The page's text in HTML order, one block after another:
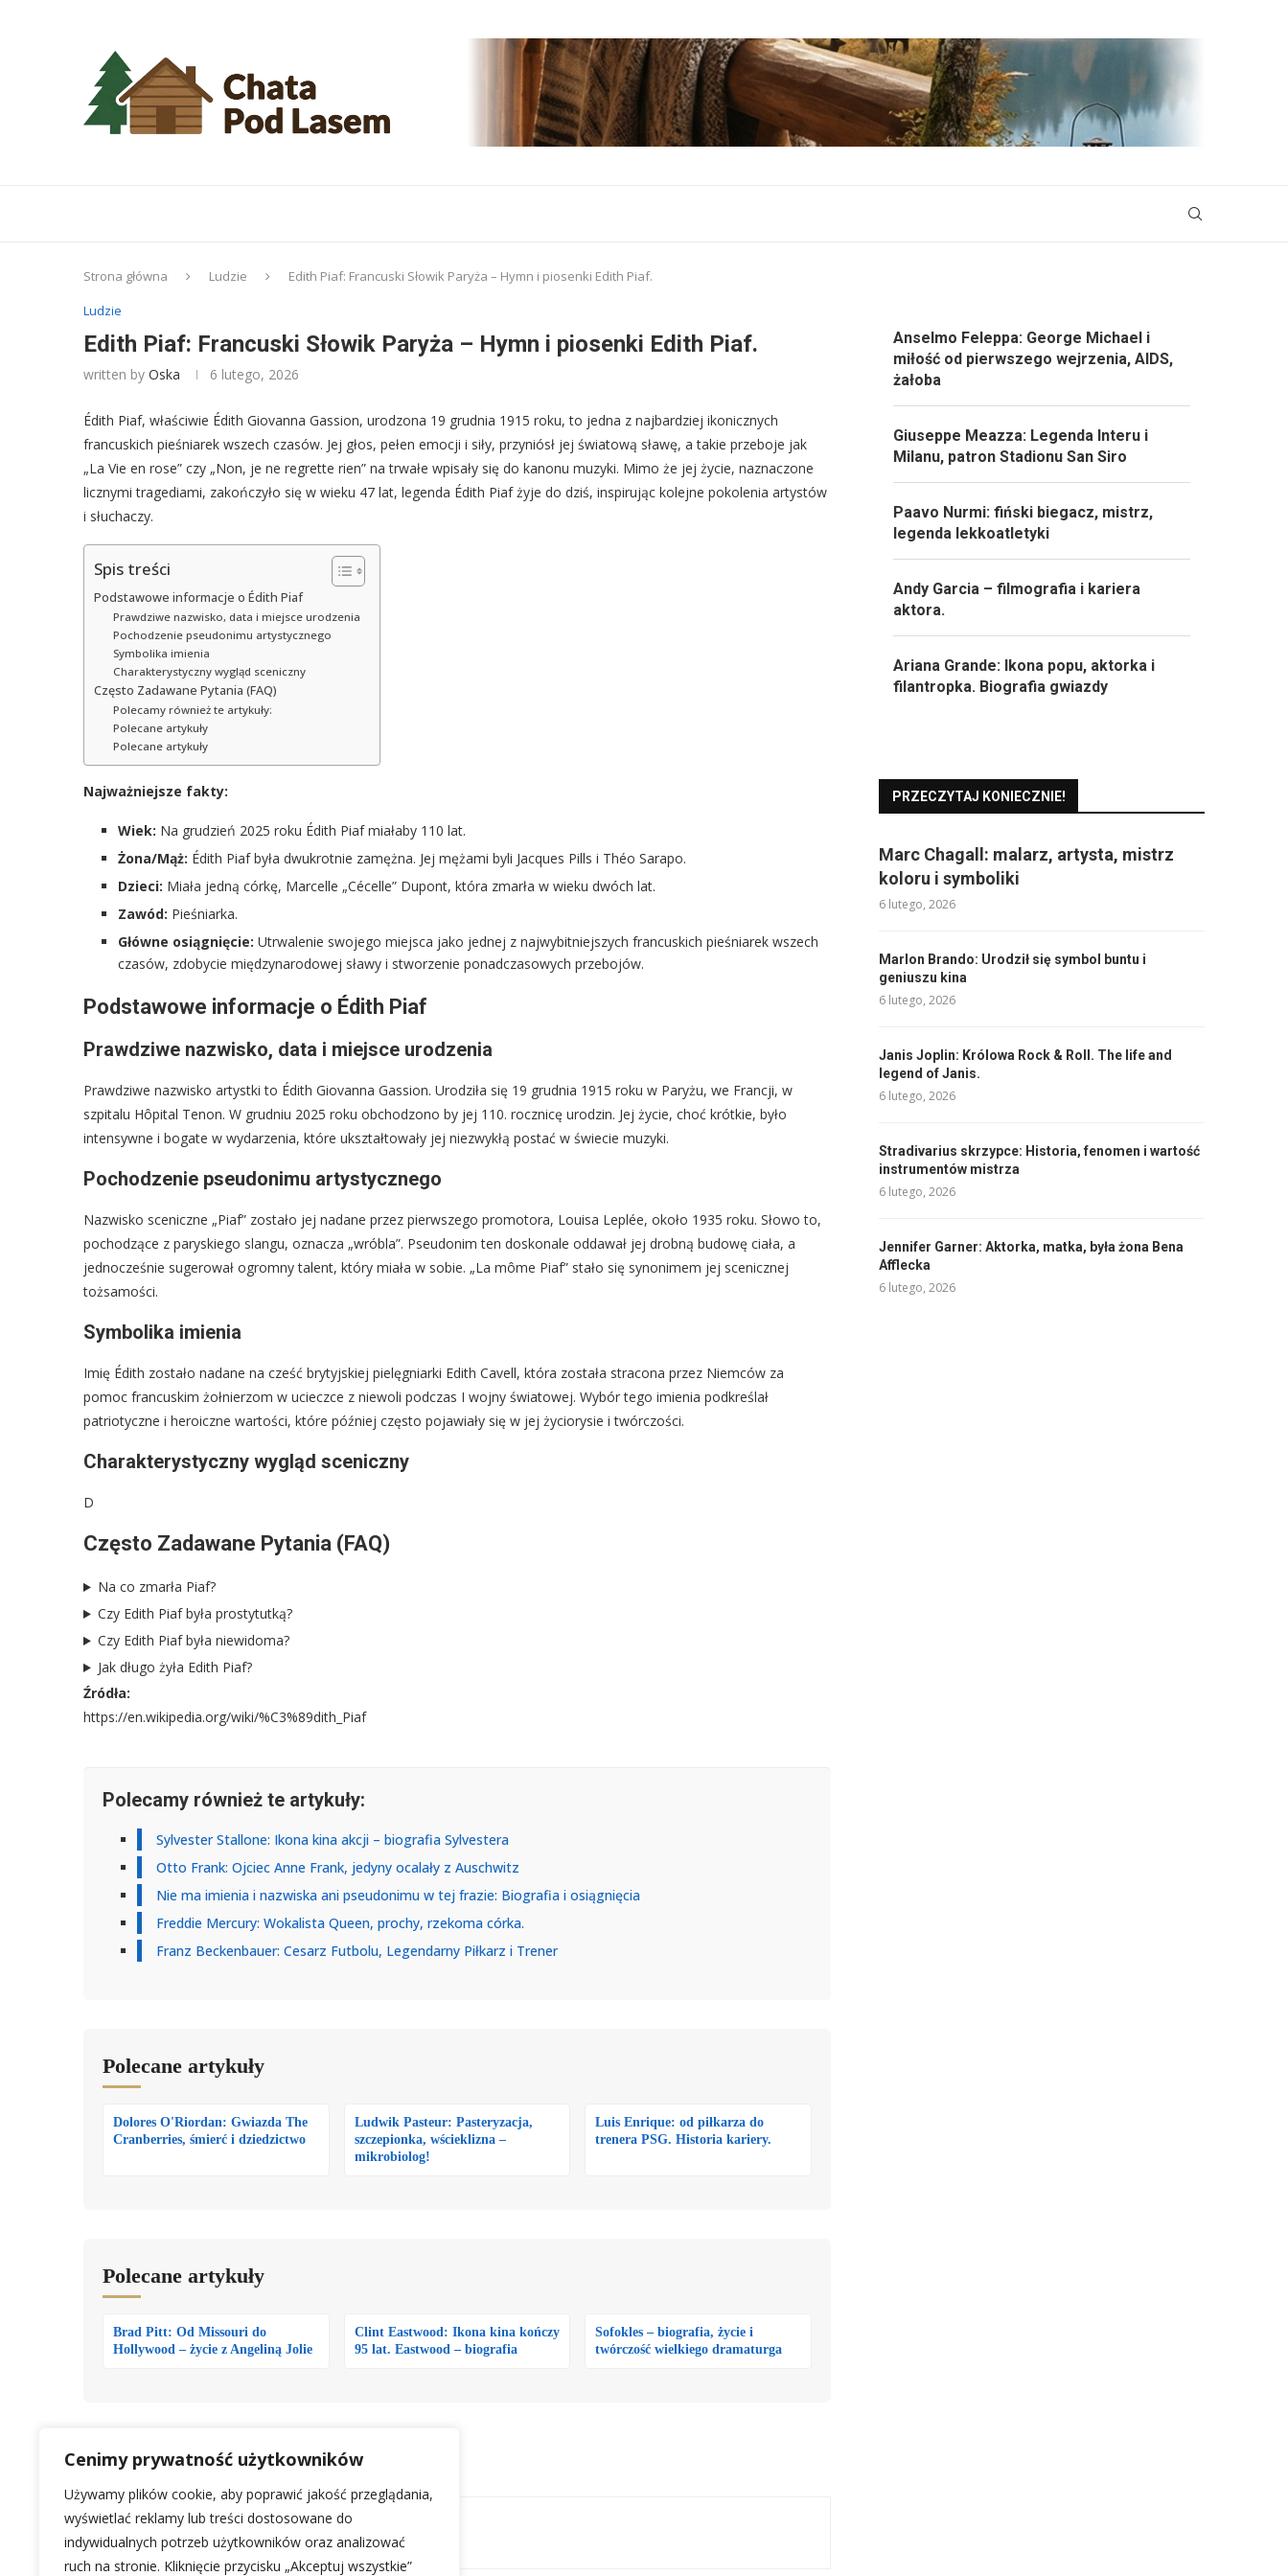
Cenimy prywatność użytkowników
Używamy plików cookie, aby poprawić jakość przeglądania,
wyświetlać reklamy lub treści dostosowane do
indywidualnych potrzeb użytkowników oraz analizować
ruch na stronie. Kliknięcie przycisku „Akceptuj wszystkie”
Strona główna Ludzie
Edith Piaf: Francuski Słowik Paryża – Hymn i piosenki Edith Piaf.
Ludzie
Edith Piaf: Francuski Słowik Paryża – Hymn i piosenki Edith Piaf.
written by Oska 6 lutego, 2026
Édith Piaf, właściwie Édith Giovanna Gassion, urodzona 19 grudnia 1915 roku, to jedna z najbardziej ikonicznych
francuskich pieśniarek wszech czasów. Jej głos, pełen emocji i siły, przyniósł jej światową sławę, a takie przeboje jak
„La Vie en rose” czy „Non, je ne regrette rien” na trwałe wpisały się do kanonu muzyki. Mimo że jej życie, naznaczone
licznymi tragediami, zakończyło się w wieku 47 lat, legenda Édith Piaf żyje do dziś, inspirując kolejne pokolenia artystów
i słuchaczy.
Spis treści
Podstawowe informacje o Édith Piaf
Prawdziwe nazwisko, data i miejsce urodzenia
Pochodzenie pseudonimu artystycznego
Symbolika imienia
Charakterystyczny wygląd sceniczny
Często Zadawane Pytania (FAQ)
Polecamy również te artykuły:
Polecane artykuły
Polecane artykuły
Najważniejsze fakty:
Wiek: Na grudzień 2025 roku Édith Piaf miałaby 110 lat.
Żona/Mąż: Édith Piaf była dwukrotnie zamężna. Jej mężami byli Jacques Pills i Théo Sarapo.
Dzieci: Miała jedną córkę, Marcelle „Cécelle” Dupont, która zmarła w wieku dwóch lat.
Zawód: Pieśniarka.
Główne osiągnięcie: Utrwalenie swojego miejsca jako jednej z najwybitniejszych francuskich pieśniarek wszech
czasów, zdobycie międzynarodowej sławy i stworzenie ponadczasowych przebojów.
Podstawowe informacje o Édith Piaf
Prawdziwe nazwisko, data i miejsce urodzenia
Prawdziwe nazwisko artystki to Édith Giovanna Gassion. Urodziła się 19 grudnia 1915 roku w Paryżu, we Francji, w
szpitalu Hôpital Tenon. W grudniu 2025 roku obchodzono by jej 110. rocznicę urodzin. Jej życie, choć krótkie, było
intensywne i bogate w wydarzenia, które ukształtowały jej niezwykłą postać w świecie muzyki.
Pochodzenie pseudonimu artystycznego
Nazwisko sceniczne „Piaf” zostało jej nadane przez pierwszego promotora, Louisa Leplée, około 1935 roku. Słowo to,
pochodzące z paryskiego slangu, oznacza „wróbla”. Pseudonim ten doskonale oddawał jej drobną budowę ciała, a
jednocześnie sugerował ogromny talent, który miała w sobie. „La môme Piaf” stało się synonimem jej scenicznej
tożsamości.
Symbolika imienia
Imię Édith zostało nadane na cześć brytyjskiej pielęgniarki Edith Cavell, która została stracona przez Niemców za
pomoc francuskim żołnierzom w ucieczce z niewoli podczas I wojny światowej. Wybór tego imienia podkreślał
patriotyczne i heroiczne wartości, które później często pojawiały się w jej życiorysie i twórczości.
Charakterystyczny wygląd sceniczny
D
Często Zadawane Pytania (FAQ)
Na co zmarła Piaf?
Czy Edith Piaf była prostytutką?
Czy Edith Piaf była niewidoma?
Jak długo żyła Edith Piaf?
Źródła:
https://en.wikipedia.org/wiki/%C3%89dith_Piaf
Polecamy również te artykuły:
Sylvester Stallone: Ikona kina akcji – biografia Sylvestera
Otto Frank: Ojciec Anne Frank, jedyny ocalały z Auschwitz
Nie ma imienia i nazwiska ani pseudonimu w tej frazie: Biografia i osiągnięcia
Freddie Mercury: Wokalista Queen, prochy, rzekoma córka.
Franz Beckenbauer: Cesarz Futbolu, Legendarny Piłkarz i Trener
Polecane artykuły
Dolores O'Riordan: Gwiazda The
Cranberries, śmierć i dziedzictwo
Ludwik Pasteur: Pasteryzacja,
szczepionka, wścieklizna –
mikrobiolog!
Luis Enrique: od piłkarza do
trenera PSG. Historia kariery.
Polecane artykuły
Brad Pitt: Od Missouri do
Hollywood – życie z Angeliną Jolie
Clint Eastwood: Ikona kina kończy
95 lat. Eastwood – biografia
Sofokles – biografia, życie i
twórczość wielkiego dramaturga
OSKA
Anselmo Feleppa: George Michael i
miłość od pierwszego wejrzenia, AIDS,
żałoba
Giuseppe Meazza: Legenda Interu i
Milanu, patron Stadionu San Siro
Paavo Nurmi: fiński biegacz, mistrz,
legenda lekkoatletyki
Andy Garcia – filmografia i kariera
aktora.
Ariana Grande: Ikona popu, aktorka i
filantropka. Biografia gwiazdy
PRZECZYTAJ KONIECZNIE!
Marc Chagall: malarz, artysta, mistrz
koloru i symboliki
6 lutego, 2026
Marlon Brando: Urodził się symbol buntu i
geniuszu kina
6 lutego, 2026
Janis Joplin: Królowa Rock & Roll. The life and
legend of Janis.
6 lutego, 2026
Stradivarius skrzypce: Historia, fenomen i wartość
instrumentów mistrza
6 lutego, 2026
Jennifer Garner: Aktorka, matka, była żona Bena
Afflecka
6 lutego, 2026